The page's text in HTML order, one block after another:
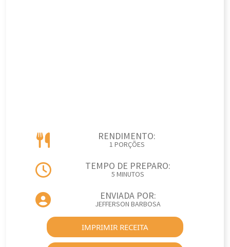
RENDIMENTO:
1 PORÇÕES
TEMPO DE PREPARO:
5 MINUTOS
ENVIADA POR:
JEFFERSON BARBOSA
IMPRIMIR RECEITA